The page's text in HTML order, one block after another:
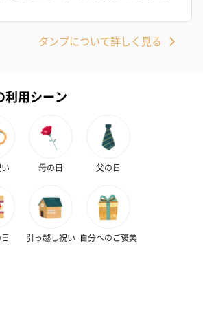
フラッグカプセル：イ
ンセンススティック
（St.OSMANTHUS）
ショートイン
（GRAPE
（880円）
たします。
の販売はいたしません。
タンプについて詳しく見る
利用シーン
母の日 父の日
引っ越し祝い 自分へのご褒美